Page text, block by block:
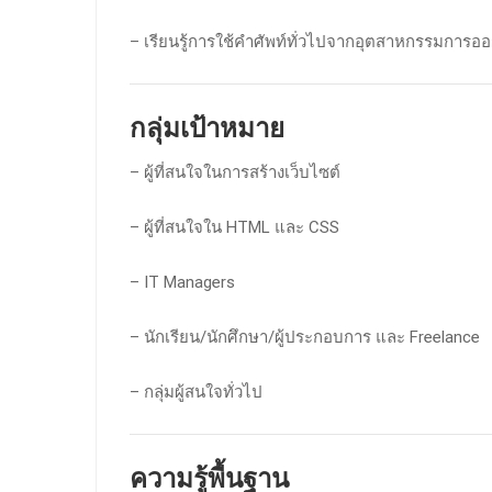
– เรียนรู้การใช้คำศัพท์ทั่วไปจากอุตสาหกรรมการอ
กลุ่มเป้าหมาย
– ผู้ที่สนใจในการสร้างเว็บไซต์
– ผู้ที่สนใจใน HTML และ CSS
– IT Managers
– นักเรียน/นักศึกษา/ผู้ประกอบการ และ Freelance
– กลุ่มผู้สนใจทั่วไป
ความรู้พื้นฐาน